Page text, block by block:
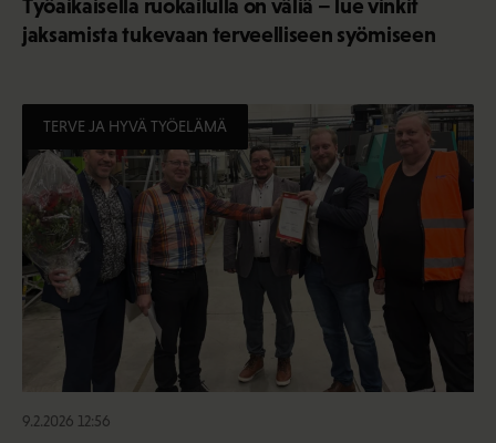
Työaikaisella ruokailulla on väliä – lue vinkit
jaksamista tukevaan terveelliseen syömiseen
TERVE JA HYVÄ TYÖELÄMÄ
9.2.2026 12:56